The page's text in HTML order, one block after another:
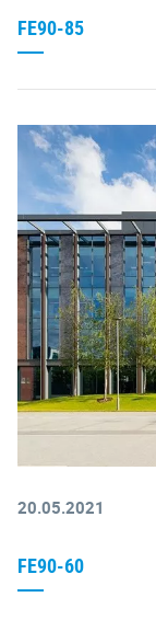
FE90-85
20.05.2021
FE90-60